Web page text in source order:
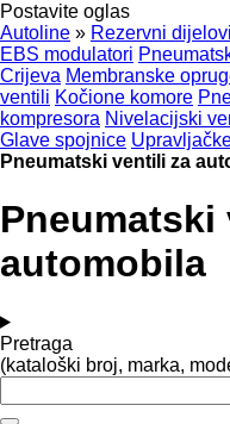
Postavite oglas
Autoline » Rezervni dijelovi
EBS modulatori
Crijeva Membranske
ventili Kočione komore
kompresora Nivelacijski
Glave spojnice
Pneumatski ventili za
Pneumatski
automobila
Pretraga
(kataloški broj, marka,